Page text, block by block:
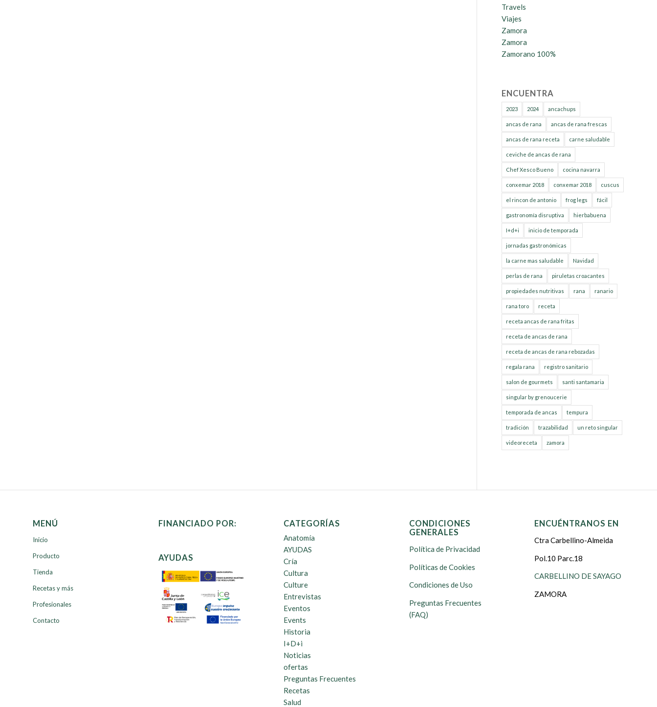
Travels
Viajes
Zamora
Zamora
Zamorano 100%
ENCUENTRA
2023 2024 ancachups
ancas de rana ancas de rana frescas
ancas de rana receta carne saludable
ceviche de ancas de rana
Chef Xesco Bueno cocina navarra
conxemar 2018 conxemar 2018 cuscus
el rincon de antonio frog legs fácil
gastronomía disruptiva hierbabuena
I+d+i inicio de temporada
jornadas gastronómicas
la carne mas saludable Navidad
perlas de rana piruletas croacantes
propiedades nutritivas rana ranario
rana toro receta
receta ancas de rana fritas
receta de ancas de rana
receta de ancas de rana rebozadas
regala rana registro sanitario
salon de gourmets santi santamaria
singular by grenoucerie
temporada de ancas tempura
tradición trazabilidad un reto singular
videoreceta zamora
MENÚ
Inicio
Producto
Tienda
Recetas y más
Profesionales
Contacto
FINANCIADO POR:
AYUDAS
CATEGORÍAS
Anatomía
AYUDAS
Cría
Cultura
Culture
Entrevistas
Eventos
Events
Historia
I+D+i
Noticias
ofertas
Preguntas Frecuentes
Recetas
Salud
CONDICIONES
GENERALES
Política de Privacidad
Políticas de Cookies
Condiciones de Uso
Preguntas Frecuentes
(FAQ)
ENCUÉNTRANOS EN
Ctra Carbellino-Almeida
Pol.10 Parc.18
CARBELLINO DE SAYAGO
ZAMORA